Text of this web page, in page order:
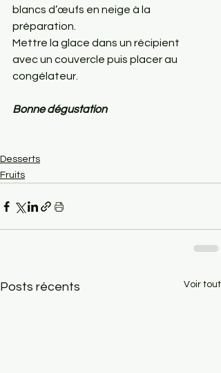
blancs d’œufs en neige à la
préparation.
Mettre la glace dans un récipient
avec un couvercle puis placer au
congélateur.
Bonne dégustation
Desserts
Fruits
Posts récents Voir tout